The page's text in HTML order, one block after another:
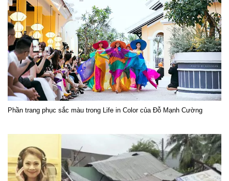
Phần trang phục sắc màu trong Life in Color của Đỗ Mạnh Cường